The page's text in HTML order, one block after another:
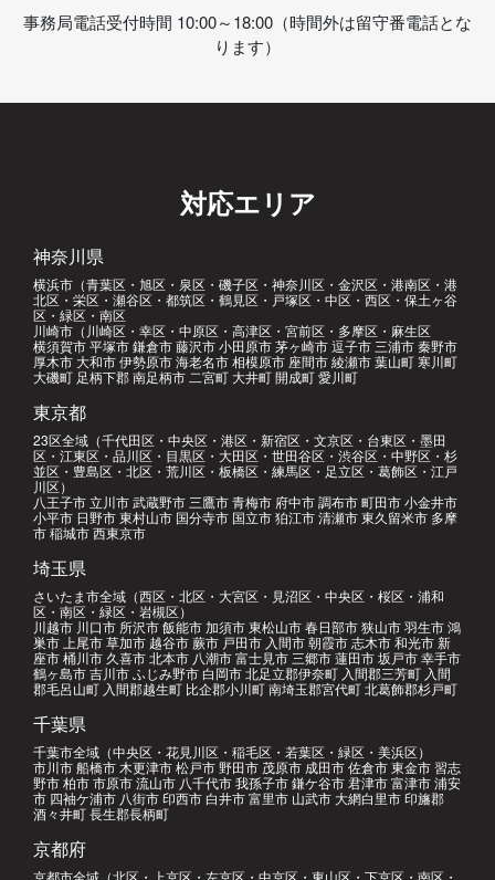
事務局電話受付時間 10:00～18:00（時間外は留守番電話とな
ります）
対応エリア
神奈川県
横浜市（青葉区・旭区・泉区・磯子区・神奈川区・金沢区・港南区・港
北区・栄区・瀬谷区・都筑区・鶴見区・戸塚区・中区・西区・保土ヶ谷
区・緑区・南区
川崎市（川崎区・幸区・中原区・高津区・宮前区・多摩区・麻生区
横須賀市 平塚市 鎌倉市 藤沢市 小田原市 茅ヶ崎市 逗子市 三浦市 秦野市
厚木市 大和市 伊勢原市 海老名市 相模原市 座間市 綾瀬市 葉山町 寒川町
大磯町 足柄下郡 南足柄市 二宮町 大井町 開成町 愛川町
東京都
23区全域（千代田区・中央区・港区・新宿区・文京区・台東区・墨田
区・江東区・品川区・目黒区・大田区・世田谷区・渋谷区・中野区・杉
並区・豊島区・北区・荒川区・板橋区・練馬区・足立区・葛飾区・江戸
川区）
八王子市 立川市 武蔵野市 三鷹市 青梅市 府中市 調布市 町田市 小金井市
小平市 日野市 東村山市 国分寺市 国立市 狛江市 清瀬市 東久留米市 多摩
市 稲城市 西東京市
埼玉県
さいたま市全域（西区・北区・大宮区・見沼区・中央区・桜区・浦和
区・南区・緑区・岩槻区）
川越市 川口市 所沢市 飯能市 加須市 東松山市 春日部市 狭山市 羽生市 鴻
巣市 上尾市 草加市 越谷市 蕨市 戸田市 入間市 朝霞市 志木市 和光市 新
座市 桶川市 久喜市 北本市 八潮市 富士見市 三郷市 蓮田市 坂戸市 幸手市
鶴ヶ島市 吉川市 ふじみ野市 白岡市 北足立郡伊奈町 入間郡三芳町 入間
郡毛呂山町 入間郡越生町 比企郡小川町 南埼玉郡宮代町 北葛飾郡杉戸町
千葉県
千葉市全域（中央区・花見川区・稲毛区・若葉区・緑区・美浜区）
市川市 船橋市 木更津市 松戸市 野田市 茂原市 成田市 佐倉市 東金市 習志
野市 柏市 市原市 流山市 八千代市 我孫子市 鎌ケ谷市 君津市 富津市 浦安
市 四袖ケ浦市 八街市 印西市 白井市 富里市 山武市 大網白里市 印旛郡
酒々井町 長生郡長柄町
京都府
京都市全域（北区・上京区・左京区・中京区・東山区・下京区・南区・